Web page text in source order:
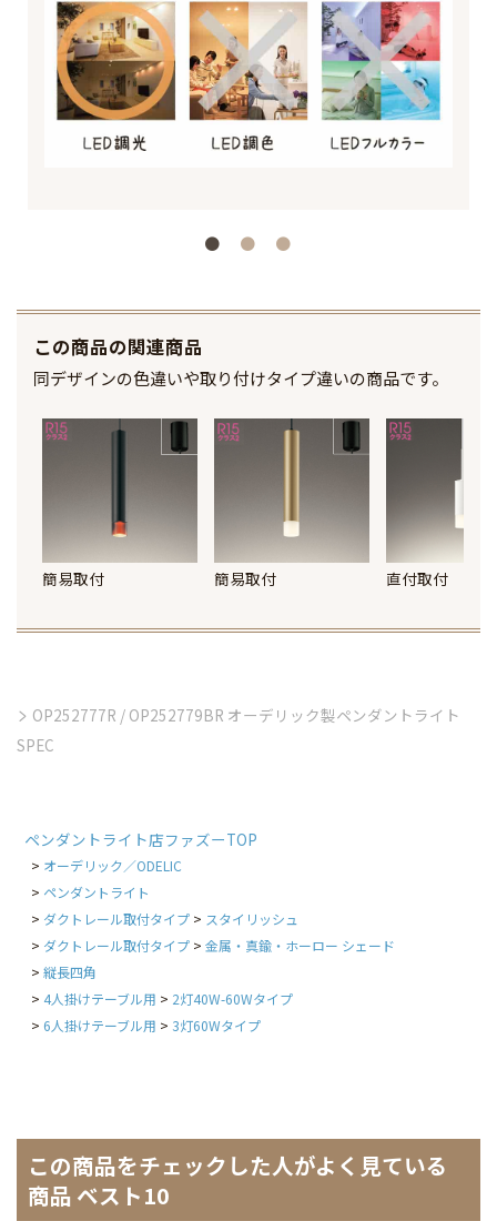
この商品の関連商品
同デザインの色違いや取り付けタイプ違いの商品です。
簡易取付 簡易取付 直付取付
OP252777R / OP252779BR オーデリック製ペンダントライト
SPEC
ペンダントライト店ファズーTOP
オーデリック／ODELIC
ペンダントライト
ダクトレール取付タイプ
スタイリッシュ
ダクトレール取付タイプ
金属・真鍮・ホーロー シェード
縦長四角
4人掛けテーブル用
2灯40W-60Wタイプ
6人掛けテーブル用
3灯60Wタイプ
この商品をチェックした人がよく見ている
商品 ベスト10